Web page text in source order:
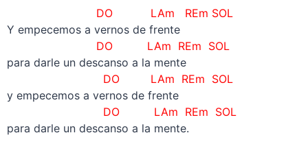
DO LAm REm SOL
Y empecemos a vernos de frente
DO LAm REm SOL
para darle un descanso a la mente
DO LAm REm SOL
y empecemos a vernos de frente
DO LAm REm SOL
para darle un descanso a la mente.